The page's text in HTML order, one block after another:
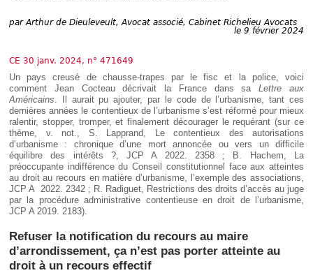
IT
par Arthur de Dieuleveult, Avocat associé, Cabinet Richelieu Avocats
le 9 février 2024
CE 30 janv. 2024, n° 471649
Un pays creusé de chausse-trapes par le fisc et la police, voici
comment Jean Cocteau décrivait la France dans saLettre aux
Américains . Il aurait pu ajouter, par le code de l’urbanisme, tant ces
dernières années le contentieux de l’urbanisme s’est réformé pour mieux
ralentir, stopper, tromper, et finalement décourager le requérant (sur ce
thème, v. not., S. Lapprand, Le contentieux des autorisations
d’urbanisme : chronique d’une mort annoncée ou vers un difficile
équilibre des intérêts ?, JCP A 2022. 2358 ; B. Hachem, La
préoccupante indifférence du Conseil constitutionnel face aux atteintes
au droit au recours en matière d’urbanisme, l’exemple des associations,
JCP A 2022. 2342 ; R. Radiguet, Restrictions des droits d’accès au juge
par la procédure administrative contentieuse en droit de l’urbanisme,
JCP A 2019. 2183).
Refuser la notification du recours au maire
d’arrondissement, ça n’est pas porter atteinte au
droit à un recours effectif